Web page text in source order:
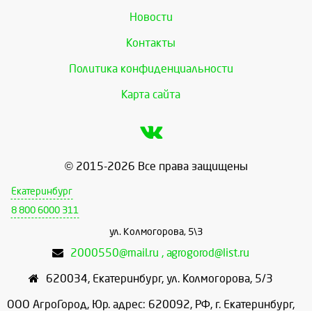
Новости
Контакты
Политика конфиденциальности
Карта сайта
© 2015-2026 Все права защищены
Екатеринбург
8 800 6000 311
ул. Колмогорова, 5\3
2000550@mail.ru , agrogorod@list.ru
620034, Екатеринбург, ул. Колмогорова, 5/3
ООО АгроГород, Юр. адрес: 620092, РФ, г. Екатеринбург,